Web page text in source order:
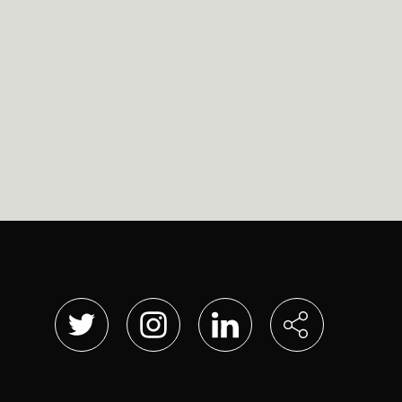
Abre en nueva ventana
Abre en nueva ventana
Abre en nueva ventana